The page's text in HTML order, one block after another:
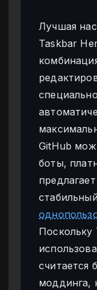
Лучшая
Taskbar
GitHub
боты,
Поскольку
считается
моддинга,